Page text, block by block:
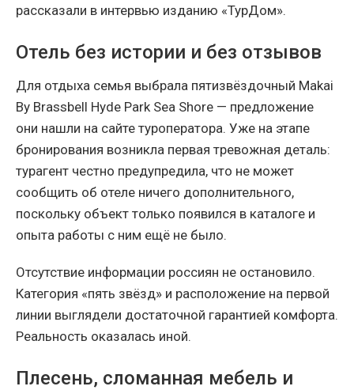
рассказали в интервью изданию «ТурДом».
Отель без истории и без отзывов
Для отдыха семья выбрала пятизвёздочный Makai
By Brassbell Hyde Park Sea Shore — предложение
они нашли на сайте туроператора. Уже на этапе
бронирования возникла первая тревожная деталь:
турагент честно предупредила, что не может
сообщить об отеле ничего дополнительного,
поскольку объект только появился в каталоге и
опыта работы с ним ещё не было.
Отсутствие информации россиян не остановило.
Категория «пять звёзд» и расположение на первой
линии выглядели достаточной гарантией комфорта.
Реальность оказалась иной.
Плесень, сломанная мебель и